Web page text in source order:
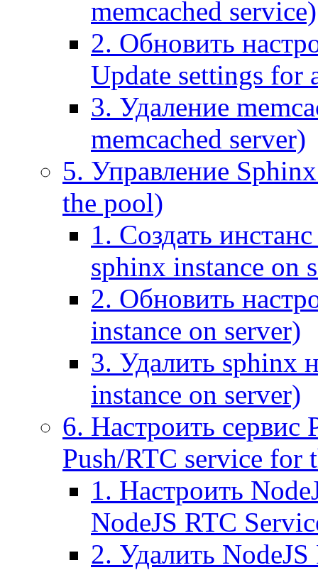
memcached service)
2. Обновить
Update settings for
3. Удаление
memcached server)
5. Управление
the pool)
1. Создать
sphinx instance on
2. Обновить
instance on server)
3. Удалить sphinx
instance on server)
6. Настроить
Push/RTC service for
1. Настроить
NodeJS RTC
2. Удалить